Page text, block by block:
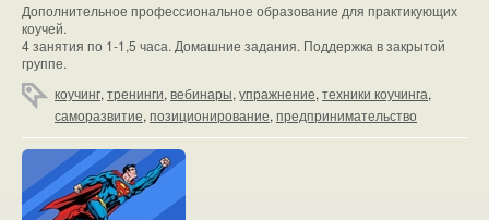
Дополнительное профессиональное образование для практикующих
коучей.
4 занятия по 1-1,5 часа. Домашние задания. Поддержка в закрытой
группе.
коучинг, тренинги, вебинары, упражнение, техники коучинга,
саморазвитие, позиционирование, предпринимательство